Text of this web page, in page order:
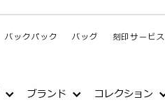
バックパック バッグ 刻印サービス
ブランド コレクション